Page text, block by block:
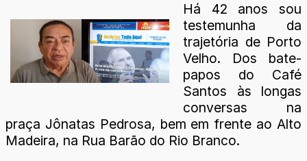
Há 42 anos sou
testemunha da
trajetória de Porto
Velho. Dos bate-
papos do Café
Santos às longas
conversas na
praça Jônatas Pedrosa, bem em frente ao Alto
Madeira, na Rua Barão do Rio Branco.